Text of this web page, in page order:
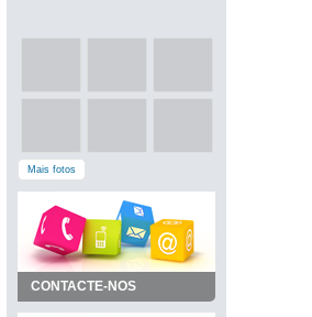
Mais fotos
CONTACTE-NOS